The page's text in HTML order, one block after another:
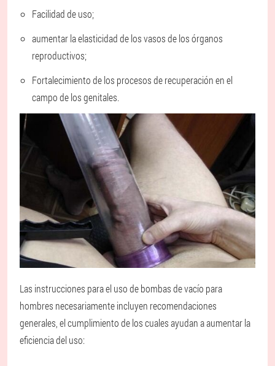
Facilidad de uso;
aumentar la elasticidad de los vasos de los órganos
reproductivos;
Fortalecimiento de los procesos de recuperación en el
campo de los genitales.
Las instrucciones para el uso de bombas de vacío para
hombres necesariamente incluyen recomendaciones
generales, el cumplimiento de los cuales ayudan a aumentar la
eficiencia del uso: